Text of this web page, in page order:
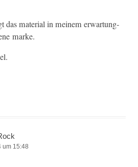
das mate­r­i­al in meinem erwartung­
marke.
um 15:48